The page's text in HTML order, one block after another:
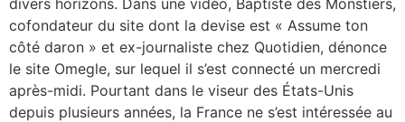
cofondateur du site dont la devise est « Assume ton
côté daron » et ex-journaliste chez Quotidien, dénonce
le site Omegle, sur lequel il s’est connecté un mercredi
après-midi. Pourtant dans le viseur des États-Unis
depuis plusieurs années, la France ne s’est intéressée au